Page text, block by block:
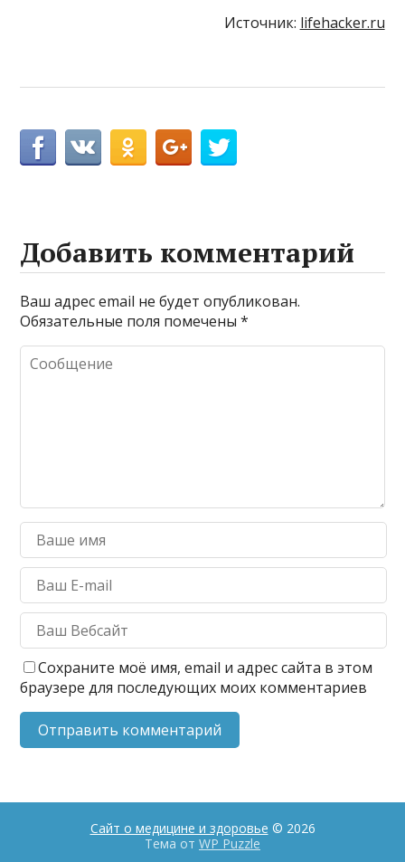
Источник: lifehacker.ru
Добавить комментарий
Ваш адрес email не будет опубликован.
Обязательные поля помечены*
Сохраните моё имя, email и адрес сайта в этом
браузере для последующих моих комментариев
Сайт о медицине и здоровье © 2026
Тема от WP Puzzle